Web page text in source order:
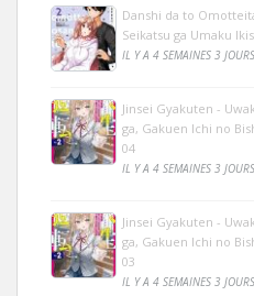
Danshi da to
Seikatsu ga Umaku
IL Y A 4 SEMAINES 3
Jinsei Gyakuten -
ga, Gakuen Ichi no
04
IL Y A 4 SEMAINES 3
Jinsei Gyakuten -
ga, Gakuen Ichi no
03
IL Y A 4 SEMAINES 3